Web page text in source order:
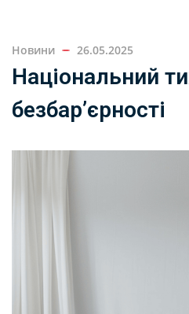
Новини 26.05.2025
Національний
безбар’єрності